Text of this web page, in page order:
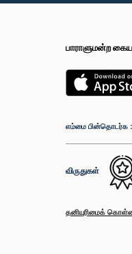
பாராளுமன்ற
எம்மை பின்தொடர்க
விருதுகள்
தனியுரிமைக்